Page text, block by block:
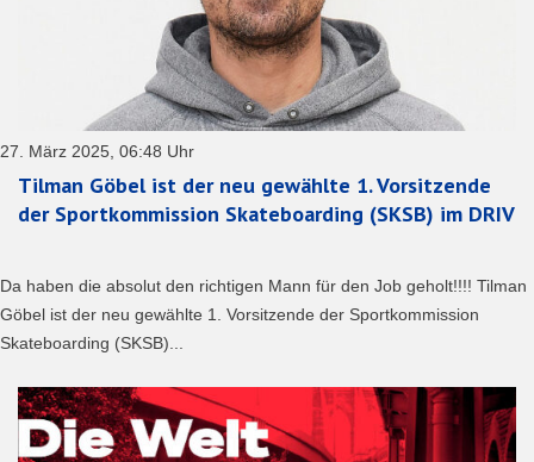
27. März 2025, 06:48 Uhr
Tilman Göbel ist der neu gewählte 1. Vorsitzende
der Sportkommission Skateboarding (SKSB) im DRIV
Da haben die absolut den richtigen Mann für den Job geholt!!!! Tilman
Göbel ist der neu gewählte 1. Vorsitzende der Sportkommission
Skateboarding (SKSB)...